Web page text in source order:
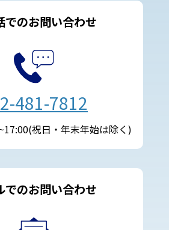
でのお問い合わせ
481-7812
祝日・年末年始は除く)
でのお問い合わせ